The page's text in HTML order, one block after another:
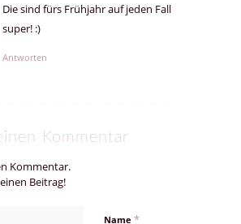
Die sind fürs Frühjahr auf jeden Fall
super! :)
Antworten
Kommentar
Kommentar.
Beitrag!
Name *